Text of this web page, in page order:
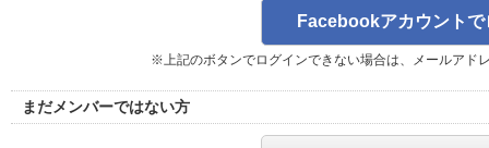
Facebookアカウントで
※上記のボタンでログインできない場合は、メールアド
まだメンバーではない方